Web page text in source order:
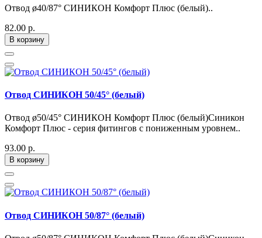
Отвод ø40/87° СИНИКОН Комфорт Плюс (белый)..
82.00 р.
В корзину
Отвод СИНИКОН 50/45° (белый)
Отвод ø50/45° СИНИКОН Комфорт Плюс (белый)Синикон
Комфорт Плюс - серия фитингов с пониженным уровнем..
93.00 р.
В корзину
Отвод СИНИКОН 50/87° (белый)